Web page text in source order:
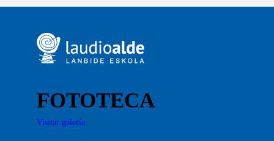
FOTOTECA
Visitar galería